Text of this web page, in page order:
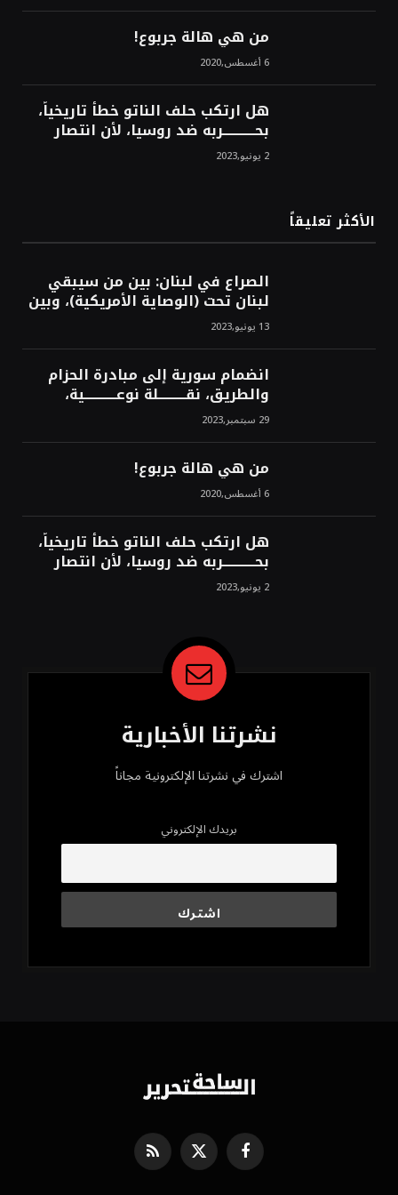
من هي هالة جربوع!
6 أغسطس,2020
هل ارتكب حلف الناتو خطأً تاريخياً،
بحــــــــــــربه ضد روسيا، لأن انتصار
روسيا الحتمي، سيفتت الناتو!محمد
محسن 2 يونيو,2023
الأكثر تعليقاً
الصراع في لبنان: بين من سيبقي
لبنان تحت (الوصاية الأمريكية)، وبين
من سيخرج لبنان من النفق الغربي!
محمد محسن13 يونيو,2023
انضمام سورية إلى مبادرة الحزام
والطريق، نقــــــــــلة نوعــــــــــــية،
استراتيجية، تاريخية، نهائية، نحو
الشرق!محمد محسن29 سبتمبر,2023
من هي هالة جربوع!
6 أغسطس,2020
هل ارتكب حلف الناتو خطأً تاريخياً،
بحــــــــــــربه ضد روسيا، لأن انتصار
روسيا الحتمي، سيفتت الناتو!محمد
محسن 2 يونيو,2023
نشرتنا الأخبارية
اشترك في نشرتنا الإلكترونية مجاناً
بريدك الإلكتروني
فيسبوك X
(Twitter)
RSS